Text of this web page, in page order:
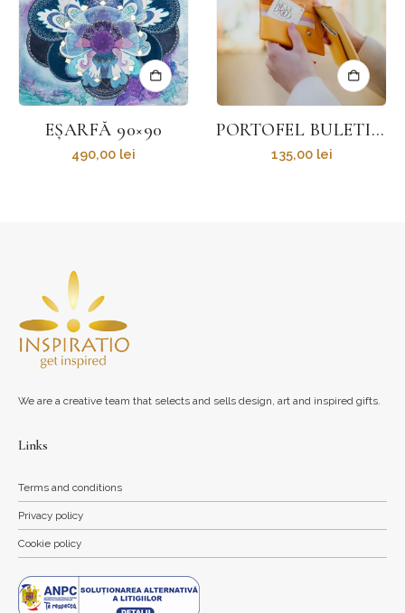
EȘARFĂ 90×90
490,00 lei
PORTOFEL BULETIN CU FAȚĂ
135,00 lei
We are a creative team that selects and sells design, art and inspired gifts.
Links
Terms and conditions
Privacy policy
Cookie policy